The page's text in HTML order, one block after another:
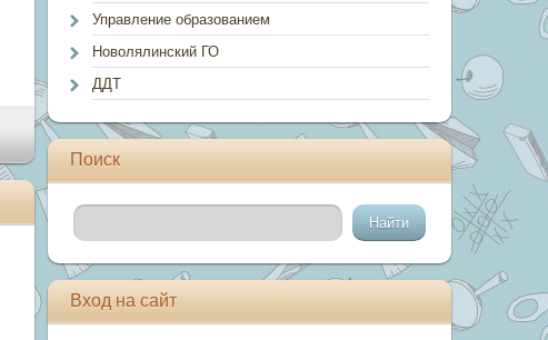
Управление образованием
Новолялинский ГО
ДДТ
Поиск
Вход на сайт